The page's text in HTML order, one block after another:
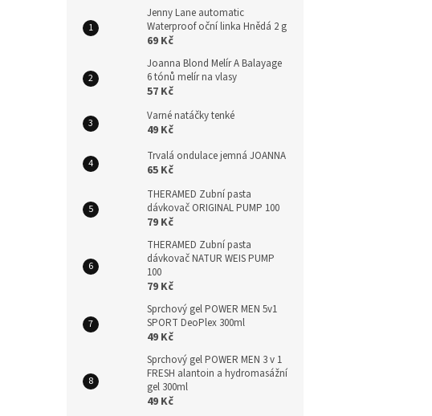
Jenny Lane automatic
Waterproof oční linka Hnědá 2 g
69 Kč
Joanna Blond Melír A Balayage
6 tónů melír na vlasy
57 Kč
Varné natáčky tenké
49 Kč
Trvalá ondulace jemná JOANNA
65 Kč
THERAMED Zubní pasta
dávkovač ORIGINAL PUMP 100
79 Kč
THERAMED Zubní pasta
dávkovač NATUR WEIS PUMP
100
79 Kč
Sprchový gel POWER MEN 5v1
SPORT DeoPlex 300ml
49 Kč
Sprchový gel POWER MEN 3 v 1
FRESH alantoin a hydromasážní
gel 300ml
49 Kč